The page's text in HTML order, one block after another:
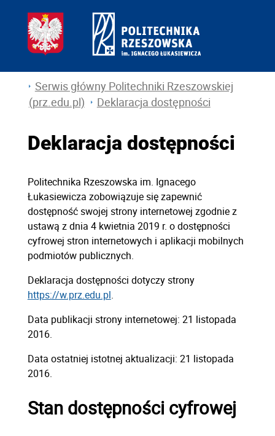
Serwis główny Politechniki Rzeszowskiej
(prz.edu.pl)
Deklaracja dostępności
Deklaracja dostępności
Politechnika Rzeszowska im. Ignacego
Łukasiewicza zobowiązuje się zapewnić
dostępność swojej strony internetowej zgodnie z
ustawą z dnia 4 kwietnia 2019 r. o dostępności
cyfrowej stron internetowych i aplikacji mobilnych
podmiotów publicznych.
Deklaracja dostępności dotyczy strony
https://w.prz.edu.pl.
Data publikacji strony internetowej: 21 listopada
2016.
Data ostatniej istotnej aktualizacji: 21 listopada
2016.
Stan dostępności cyfrowej